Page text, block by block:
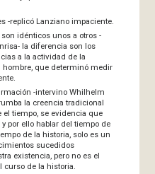
-replicó Lanziano impaciente.
idénticos unos a otros -
la diferencia son los
a la actividad de la
que determinó medir
-intervino Whilhelm
la creencia tradicional
tiempo, se evidencia que
por ello hablar del tiempo de
de la historia, solo es un
sucedidos
existencia, pero no es el
de la historia.